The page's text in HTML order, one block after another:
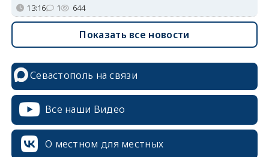
13:16 1 644
Показать все новости
Севастополь на связи
Все наши Видео
О местном для местных